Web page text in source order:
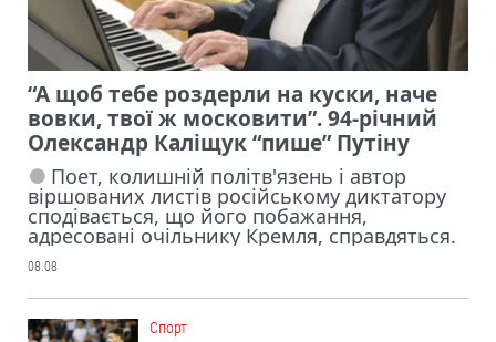
“А щоб тебе роздерли на куски, наче
вовки, твої ж московити”. 94-річний
Олександр Каліщук “пише” Путіну
Поет, колишній політв'язень і автор
віршованих листів російському диктатору
сподівається, що його побажання,
адресовані очільнику Кремля, справдяться.
08.08
Cпорт